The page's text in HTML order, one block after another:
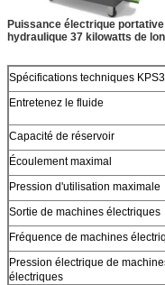
Puissance électrique
hydraulique 37 kilowatts de
Spécifications techniques
Entretenez le fluide
Capacité de réservoir
Écoulement maximal
Pression d'utilisation maximale
Sortie de machines électriques
Fréquence de machines
Pression électrique de
électriques